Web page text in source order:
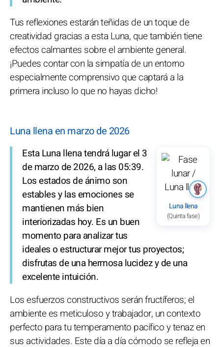
Tus reflexiones estarán teñidas de un toque de
creatividad gracias a esta Luna, que también tiene
efectos calmantes sobre el ambiente general.
¡Puedes contar con la simpatía de un entorno
especialmente comprensivo que captará a la
primera incluso lo que no hayas dicho!
Luna llena en marzo de 2026
Luna llena
(Quinta fase)
Esta Luna llena tendrá lugar el 3
de marzo de 2026, a las 05:39.
Los estados de ánimo son
estables y las emociones se
mantienen más bien
interiorizadas hoy. Es un buen
momento para analizar tus
ideales o estructurar mejor tus proyectos;
disfrutas de una hermosa lucidez y de una
excelente intuición.
Los esfuerzos constructivos serán fructíferos; el
ambiente es meticuloso y trabajador, un contexto
perfecto para tu temperamento pacífico y tenaz en
sus actividades. Este día a día cómodo se refleja en